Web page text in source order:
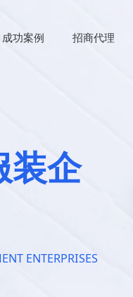
成功案例 招商代理
装企
ENTERPRISES